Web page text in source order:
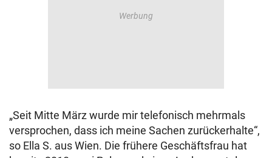
„Seit Mitte März wurde mir telefonisch mehrmals
versprochen, dass ich meine Sachen zurückerhalte“,
so Ella S. aus Wien. Die frühere Geschäftsfrau hat